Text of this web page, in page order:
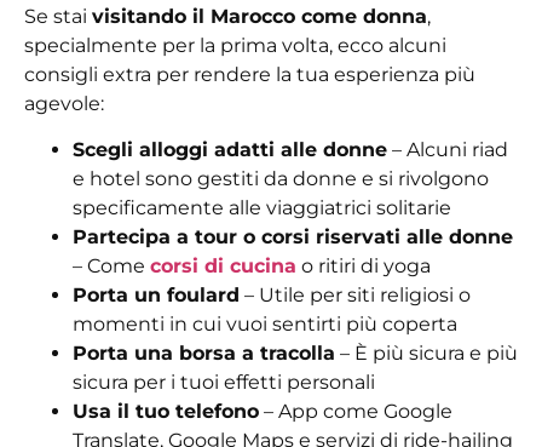
Se stai visitando il Marocco come donna,
specialmente per la prima volta, ecco alcuni
consigli extra per rendere la tua esperienza più
agevole:
Scegli alloggi adatti alle donne – Alcuni riad
e hotel sono gestiti da donne e si rivolgono
specificamente alle viaggiatrici solitarie
Partecipa a tour o corsi riservati alle donne
– Come corsi di cucina o ritiri di yoga
Porta un foulard – Utile per siti religiosi o
momenti in cui vuoi sentirti più coperta
Porta una borsa a tracolla – È più sicura e più
sicura per i tuoi effetti personali
Usa il tuo telefono – App come Google
Translate, Google Maps e servizi di ride-hailing